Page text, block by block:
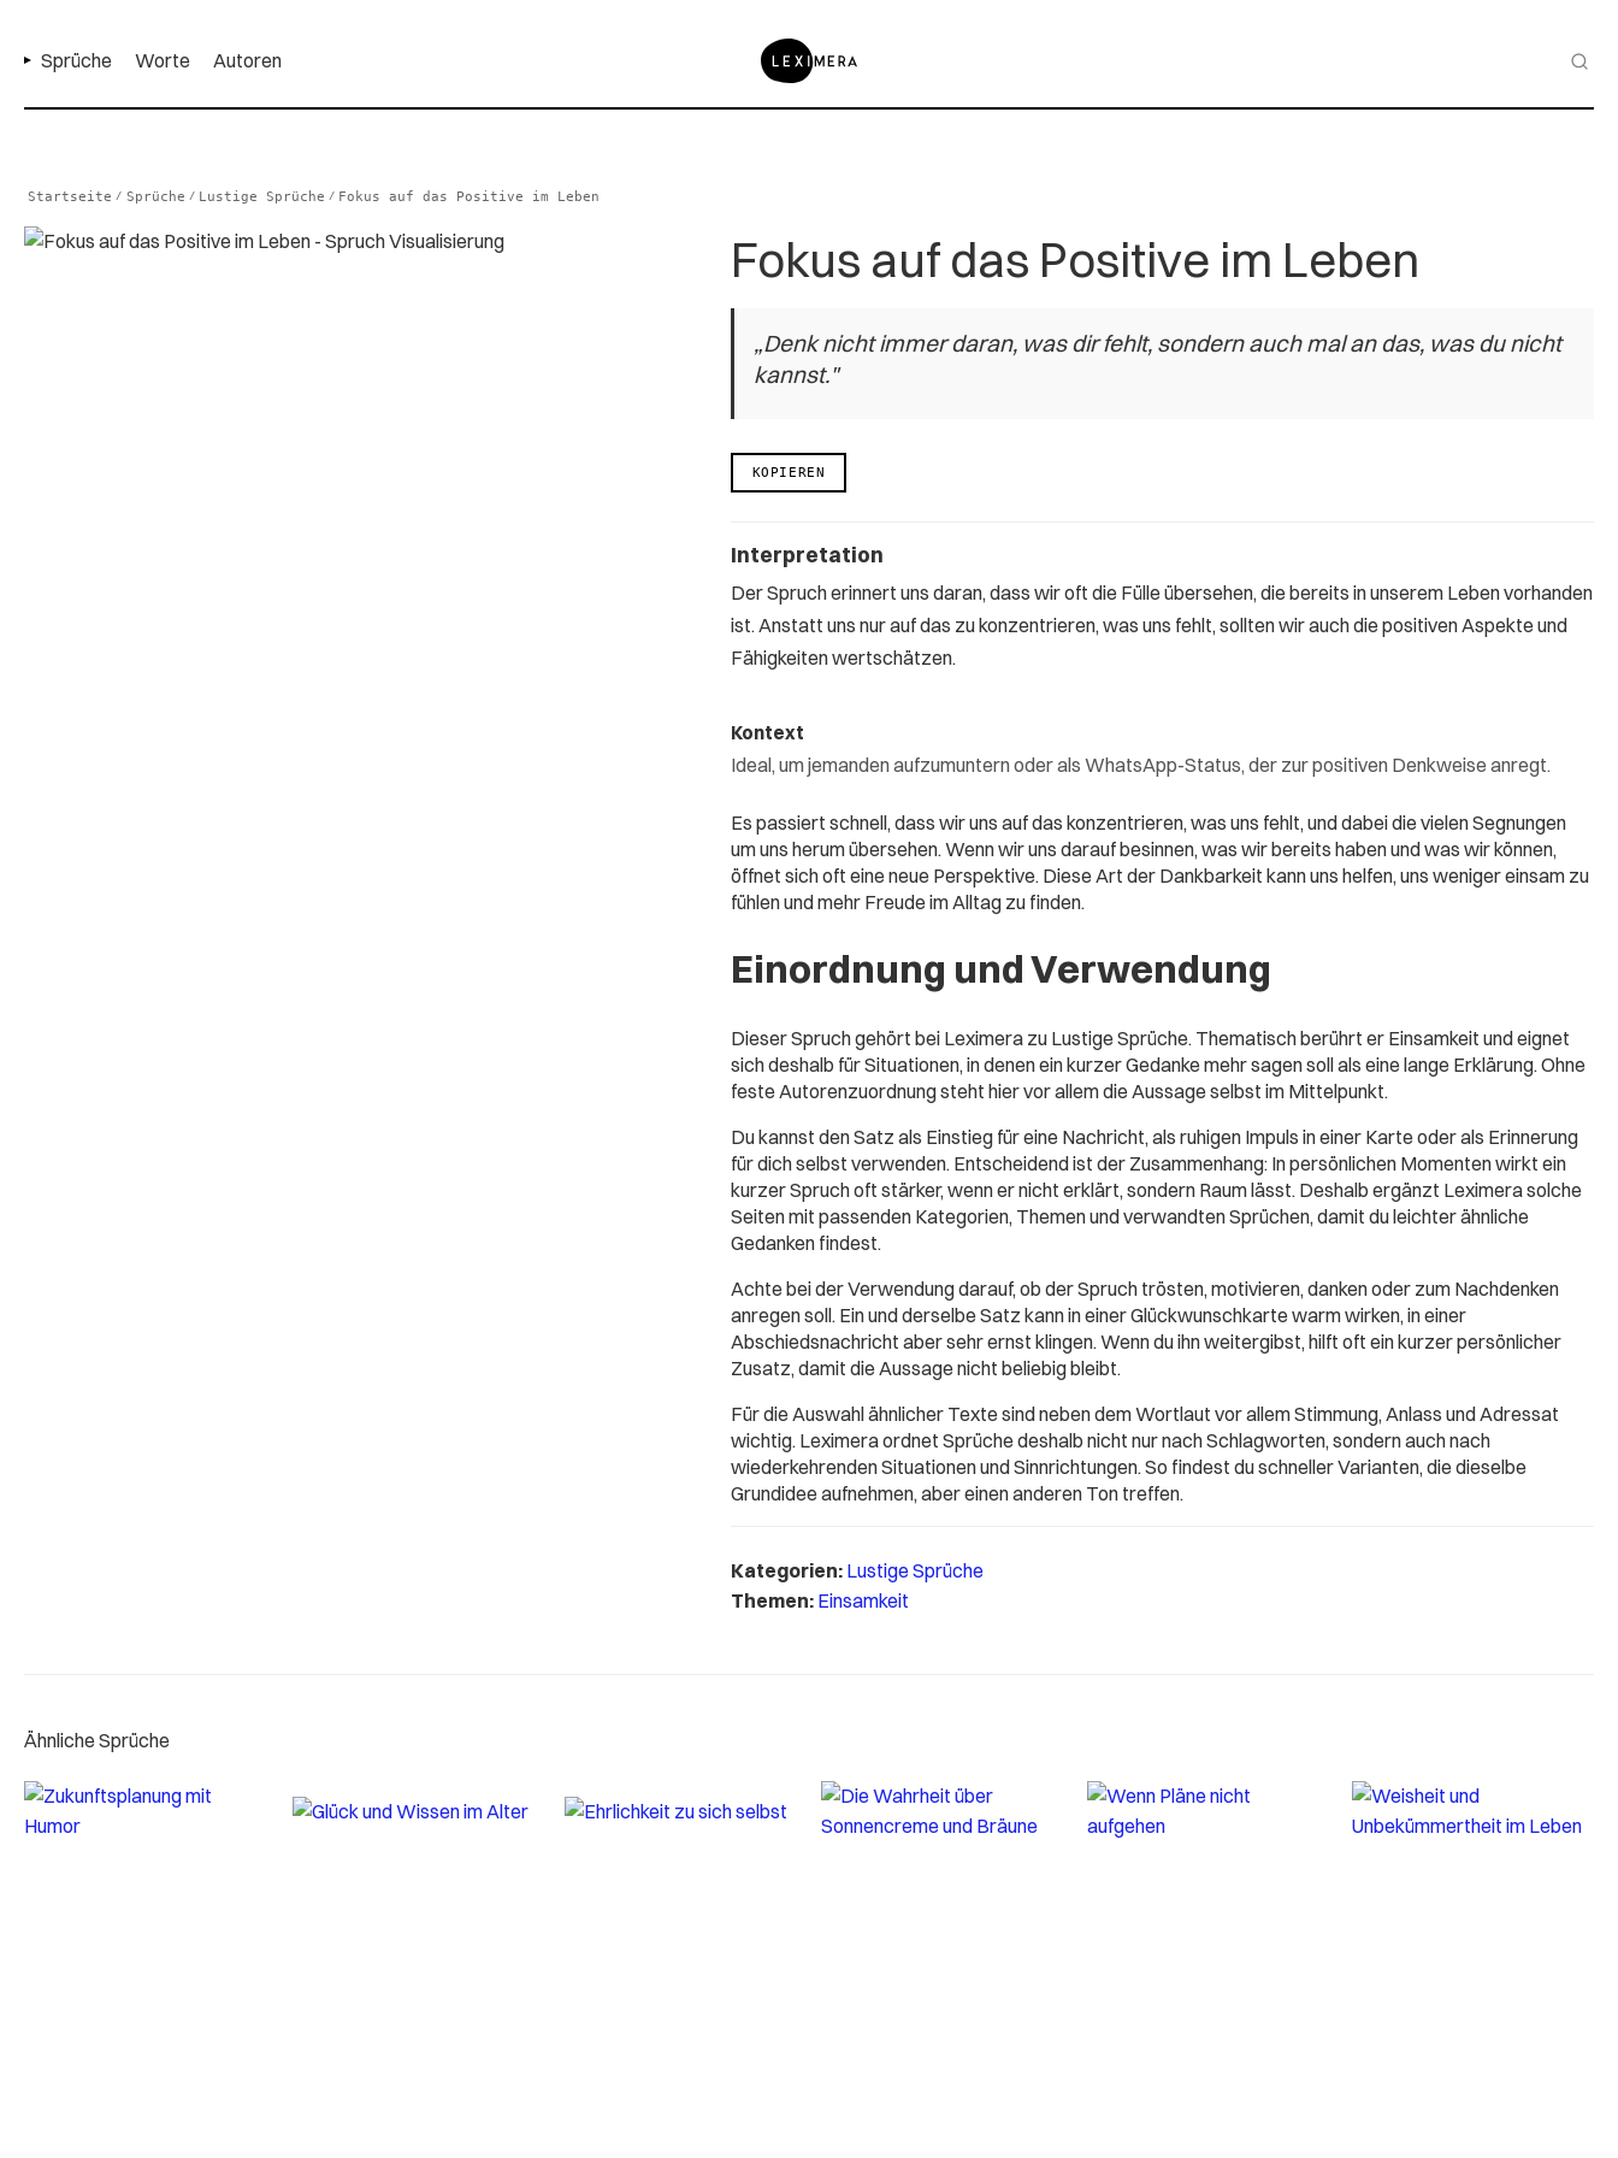
Sprüche Worte Autoren
Startseite / Sprüche / Lustige Sprüche / Fokus auf das Positive im Leben
Fokus auf das Positive im Leben
„Denk nicht immer daran, was dir fehlt, sondern auch mal an das, was du nicht
kannst."
KOPIEREN
Interpretation
Der Spruch erinnert uns daran, dass wir oft die Fülle übersehen, die bereits in unserem Leben vorhanden
ist. Anstatt uns nur auf das zu konzentrieren, was uns fehlt, sollten wir auch die positiven Aspekte und
Fähigkeiten wertschätzen.
Kontext
Ideal, um jemanden aufzumuntern oder als WhatsApp-Status, der zur positiven Denkweise anregt.
Es passiert schnell, dass wir uns auf das konzentrieren, was uns fehlt, und dabei die vielen Segnungen
um uns herum übersehen. Wenn wir uns darauf besinnen, was wir bereits haben und was wir können,
öffnet sich oft eine neue Perspektive. Diese Art der Dankbarkeit kann uns helfen, uns weniger einsam zu
fühlen und mehr Freude im Alltag zu finden.
Einordnung und Verwendung
Dieser Spruch gehört bei Leximera zu Lustige Sprüche. Thematisch berührt er Einsamkeit und eignet
sich deshalb für Situationen, in denen ein kurzer Gedanke mehr sagen soll als eine lange Erklärung. Ohne
feste Autorenzuordnung steht hier vor allem die Aussage selbst im Mittelpunkt.
Du kannst den Satz als Einstieg für eine Nachricht, als ruhigen Impuls in einer Karte oder als Erinnerung
für dich selbst verwenden. Entscheidend ist der Zusammenhang: In persönlichen Momenten wirkt ein
kurzer Spruch oft stärker, wenn er nicht erklärt, sondern Raum lässt. Deshalb ergänzt Leximera solche
Seiten mit passenden Kategorien, Themen und verwandten Sprüchen, damit du leichter ähnliche
Gedanken findest.
Achte bei der Verwendung darauf, ob der Spruch trösten, motivieren, danken oder zum Nachdenken
anregen soll. Ein und derselbe Satz kann in einer Glückwunschkarte warm wirken, in einer
Abschiedsnachricht aber sehr ernst klingen. Wenn du ihn weitergibst, hilft oft ein kurzer persönlicher
Zusatz, damit die Aussage nicht beliebig bleibt.
Für die Auswahl ähnlicher Texte sind neben dem Wortlaut vor allem Stimmung, Anlass und Adressat
wichtig. Leximera ordnet Sprüche deshalb nicht nur nach Schlagworten, sondern auch nach
wiederkehrenden Situationen und Sinnrichtungen. So findest du schneller Varianten, die dieselbe
Grundidee aufnehmen, aber einen anderen Ton treffen.
Kategorien: Lustige Sprüche
Themen: Einsamkeit
Ähnliche Sprüche